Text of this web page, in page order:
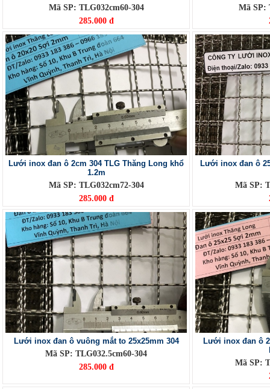
Mã SP: TLG032cm60-304
285.000 đ
Mã SP:
Lưới inox đan ô 2cm 304 TLG Thăng Long khổ
1.2m
Mã SP: TLG032cm72-304
285.000 đ
Lưới inox đan ô
Mã SP:
Lưới inox đan ô vuông mắt to 25x25mm 304
Mã SP: TLG032.5cm60-304
285.000 đ
Lưới inox đan ô
Mã SP: